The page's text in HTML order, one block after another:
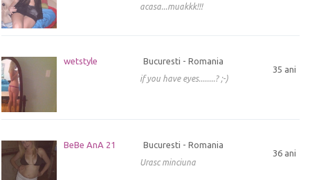
acasa...muakkk!!!
wetstyle
35 ani
Bucuresti - Romania
if you have eyes........? ;-)
BeBe AnA 21
36 ani
Bucuresti - Romania
Urasc minciuna